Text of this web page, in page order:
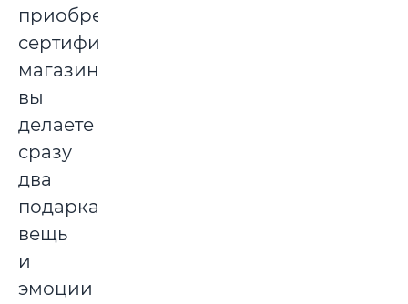
приобретая
сертификат
магазина,
вы
делаете
сразу
два
подарка:
вещь
и
эмоции